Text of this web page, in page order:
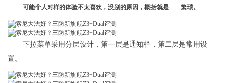
可能个人对样的体验不太喜欢，没别的原因，概括就是——繁琐。
下拉菜单采用分层设计，第一层是通知栏，第二层是常用设
置。